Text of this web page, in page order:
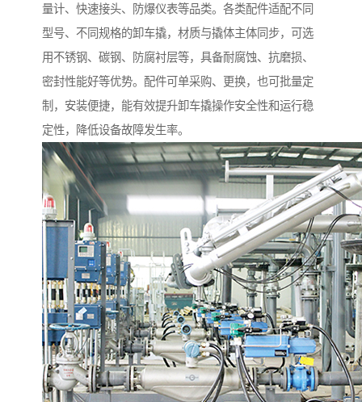
量计、快速接头、防爆仪表等品类。各类配件适配不同
型号、不同规格的卸车撬，材质与撬体主体同步，可选
用不锈钢、碳钢、防腐衬层等，具备耐腐蚀、抗磨损、
密封性能好等优势。配件可单采购、更换，也可批量定
制，安装便捷，能有效提升卸车撬操作安全性和运行稳
定性，降低设备故障发生率。